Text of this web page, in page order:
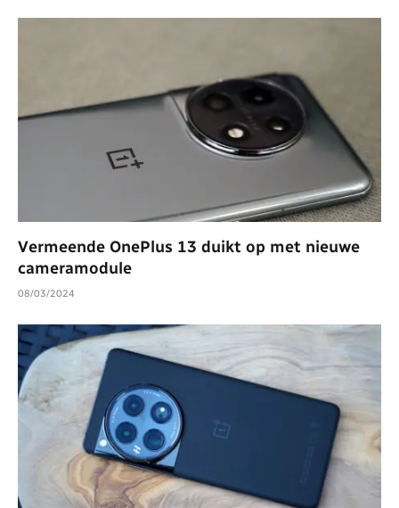
Vermeende OnePlus 13 duikt op met nieuwe
cameramodule
08/03/2024